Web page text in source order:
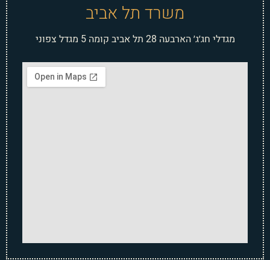
משרד תל אביב
מגדלי חג׳ג׳ הארבעה 28 תל אביב קומה 5 מגדל צפוני